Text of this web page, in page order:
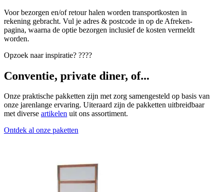
Voor bezorgen en/of retour halen worden transportkosten in
rekening gebracht. Vul je adres & postcode in op de Afreken-
pagina, waarna de optie bezorgen inclusief de kosten vermeldt
worden.
Opzoek naar inspiratie? ????
Conventie, private diner, of...
Onze praktische pakketten zijn met zorg samengesteld op basis van
onze jarenlange ervaring. Uiteraard zijn de pakketten uitbreidbaar
met diverse artikelen uit ons assortiment.
Ontdek al onze paketten